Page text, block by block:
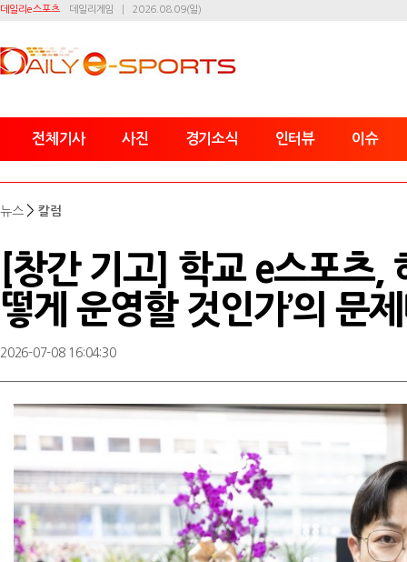
데일리e스포츠 데일리게임 2026.08.09(일)
전체기사 사진 경기소식 인터뷰 이슈
뉴스 > 칼럼
[창간 기고] 학교 e스포츠,
떻게 운영할 것인가’의 문
2026-07-08 16:04:30